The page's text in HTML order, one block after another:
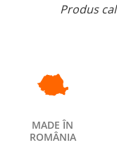
Produs
MADE ÎN
ROMÂNIA